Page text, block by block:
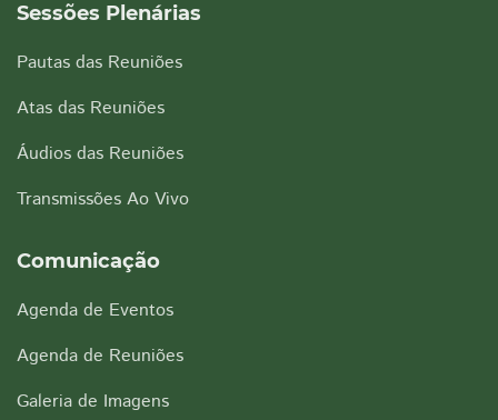
Sessões Plenárias
Pautas das Reuniões
Atas das Reuniões
Áudios das Reuniões
Transmissões Ao Vivo
Comunicação
Agenda de Eventos
Agenda de Reuniões
Galeria de Imagens